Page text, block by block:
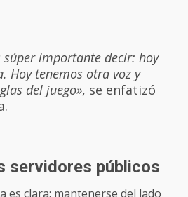
súper importante decir: hoy
Hoy tenemos otra voz y
del juego», se enfatizó
servidores públicos
es clara: mantenerse del lado